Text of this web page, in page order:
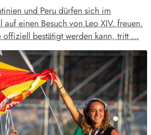
und Peru dürfen sich im
einen Besuch von Leo XIV. freuen.
offiziell bestätigt werden kann, tritt …